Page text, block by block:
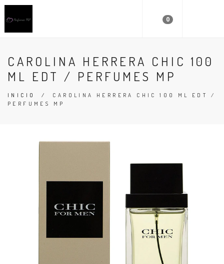
0
CAROLINA HERRERA CHIC 100
ML EDT / PERFUMES MP
INICIO / CAROLINA HERRERA CHIC 100 ML EDT /
PERFUMES MP